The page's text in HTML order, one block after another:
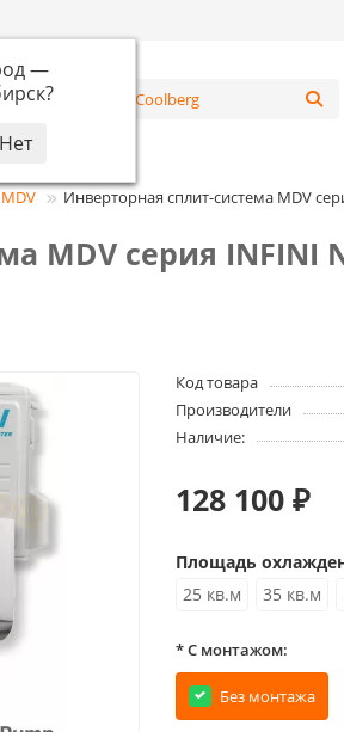
—
?
MDV Инверторная сплит-система MDV
MDV серия INFINI
Код товара
Производители
Наличие:
128 100 ₽
Площадь
25 кв.м
35 кв.м
* С монтажом:
Без монтажа